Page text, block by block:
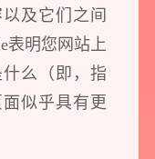
及它们之间
表明您网站上
么（即，指
似乎具有更